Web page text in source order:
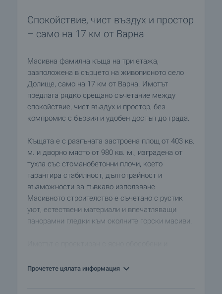
Спокойствие, чист въздух и простор
– само на 17 км от Варна
Масивна фамилна къща на три етажа,
разположена в сърцето на живописното село
Долище, само на 17 км от Варна. Имотът
предлага рядко срещано съчетание между
спокойствие, чист въздух и простор, без
компромис с бързия и удобен достъп до града.
Къщата е с разгъната застроена площ от 403 кв.
м. и дворно място от 980 кв. м., изградена от
тухла със стоманобетонни плочи, което
гарантира стабилност, дълготрайност и
възможности за гъвкаво използване.
Масивното строителство е съчетано с рустик
уют, естествени материали и впечатляващи
панорамни гледки към околните горски масиви.
както за едно голямо семейство, така и за къща
Прочетете цялата информация